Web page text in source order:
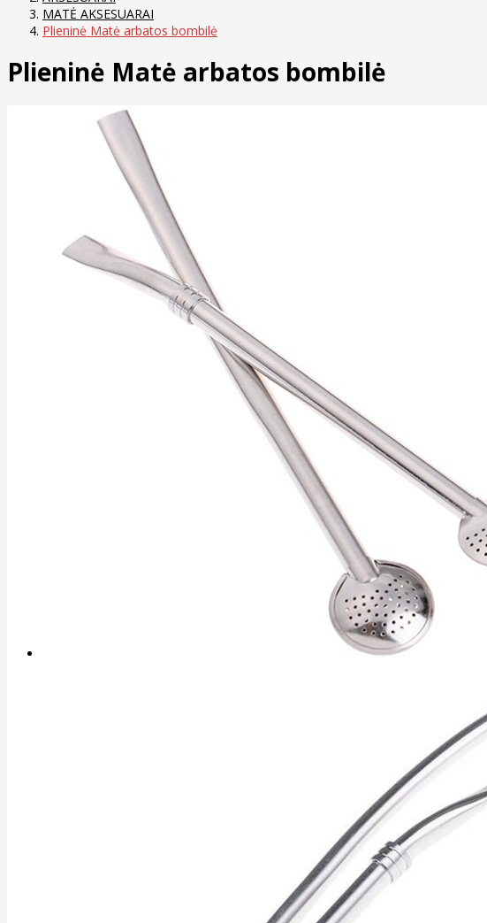
MATĖ AKSESUARAI
Plieninė Matė arbatos bombilė
Plieninė Matė arbatos bombilė